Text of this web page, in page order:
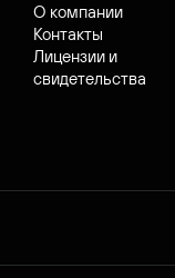
О компании
Контакты
Лицензии и
свидетельства